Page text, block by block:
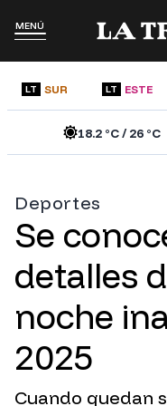
MENÚ
LT SUR LT ESTE
18.2 °C /26 °C
Deportes
Se
detalles
noche
2025
Cuando quedan